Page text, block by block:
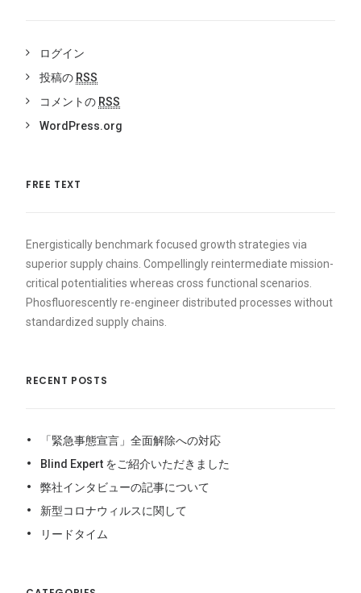
ログイン
投稿の RSS
コメントの RSS
WordPress.org
FREE TEXT
Energistically benchmark focused growth strategies via
superior supply chains. Compellingly reintermediate mission-
critical potentialities whereas cross functional scenarios.
Phosfluorescently re-engineer distributed processes without
standardized supply chains.
RECENT POSTS
「緊急事態宣言」全面解除への対応
Blind Expert をご紹介いただきました
弊社インタビューの記事について
新型コロナウィルスに関して
リードタイム